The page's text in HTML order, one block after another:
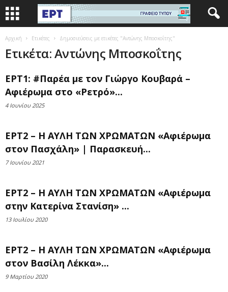
Αρχική Ετικέτες Δημοσιεύσεις με ετικέτες "Αντώνης Μποσκοΐτης"
Ετικέτα: Αντώνης Μποσκοΐτης
ΕΡΤ1: #Παρέα με τον Γιώργο Κουβαρά –
Αφιέρωμα στο «Ρετρό»...
4 Ιουνίου 2025
ΕΡΤ2 – Η ΑΥΛΗ ΤΩΝ ΧΡΩΜΑΤΩΝ «Αφιέρωμα
στον Πασχάλη» | Παρασκευή...
7 Ιουνίου 2021
ΕΡΤ2 – Η ΑΥΛΗ ΤΩΝ ΧΡΩΜΑΤΩΝ «Αφιέρωμα
στην Κατερίνα Στανίση» ...
13 Ιουλίου 2020
ΕΡΤ2 – Η ΑΥΛΗ ΤΩΝ ΧΡΩΜΑΤΩΝ «Αφιέρωμα
στον Βασίλη Λέκκα»...
9 Μαρτίου 2020